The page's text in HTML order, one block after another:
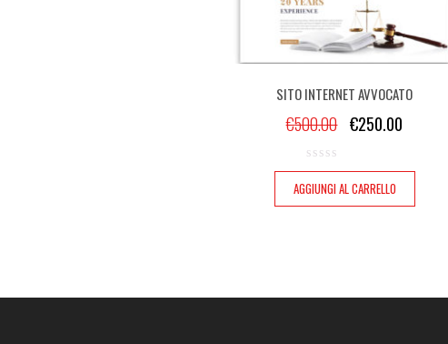
SITO INTERNET AVVOCATO
€500.00 €250.00
AGGIUNGI AL CARRELLO